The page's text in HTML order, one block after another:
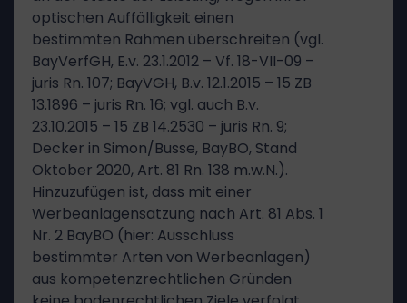
optischen Auffälligkeit einen
bestimmten Rahmen überschreiten (vgl.
BayVerfGH, E.v. 23.1.2012 – Vf. 18-VII-09 –
juris Rn. 107; BayVGH, B.v. 12.1.2015 – 15 ZB
13.1896 – juris Rn. 16; vgl. auch B.v.
23.10.2015 – 15 ZB 14.2530 – juris Rn. 9;
Decker in Simon/Busse, BayBO, Stand
Oktober 2020, Art. 81 Rn. 138 m.w.N.).
Hinzuzufügen ist, dass mit einer
Werbeanlagensatzung nach Art. 81 Abs. 1
Nr. 2 BayBO (hier: Ausschluss
bestimmter Arten von Werbeanlagen)
aus kompetenzrechtlichen Gründen